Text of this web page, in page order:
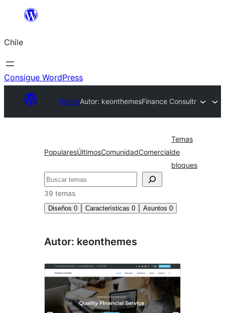
Saltar
contenido
Chile
Consigue WordPress
TemasAutor: keonthemesFinance Consultr
PopularesÚltimosComunidadComercial
Temas
de
bloques
Buscar
39 temas
Diseños 0 Características 0 Asuntos 0
Autor: keonthemes